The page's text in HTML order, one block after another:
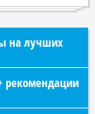
на лучших
рекомендации